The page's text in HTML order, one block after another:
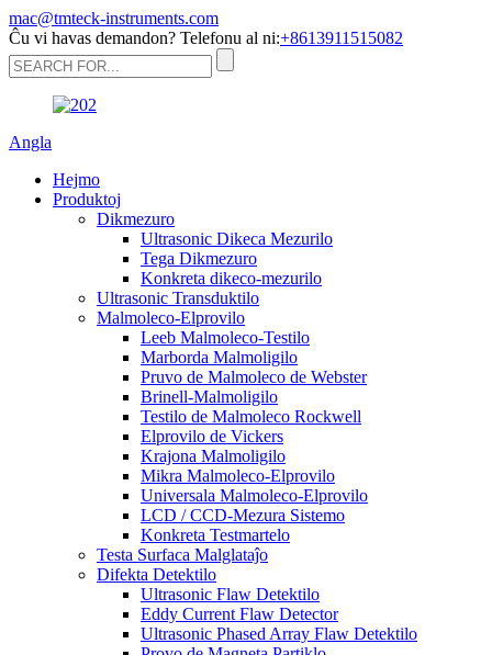
mac@tmteck-instruments.com
Ĉu vi havas demandon? Telefonu al ni:+8613911515082
Angla
Hejmo
Produktoj
Dikmezuro
Ultrasonic Dikeca Mezurilo
Tega Dikmezuro
Konkreta dikeco-mezurilo
Ultrasonic Transduktilo
Malmoleco-Elprovilo
Leeb Malmoleco-Testilo
Marborda Malmoligilo
Pruvo de Malmoleco de Webster
Brinell-Malmoligilo
Testilo de Malmoleco Rockwell
Elprovilo de Vickers
Krajona Malmoligilo
Mikra Malmoleco-Elprovilo
Universala Malmoleco-Elprovilo
LCD / CCD-Mezura Sistemo
Konkreta Testmartelo
Testa Surfaca Malglataĵo
Difekta Detektilo
Ultrasonic Flaw Detektilo
Eddy Current Flaw Detector
Ultrasonic Phased Array Flaw Detektilo